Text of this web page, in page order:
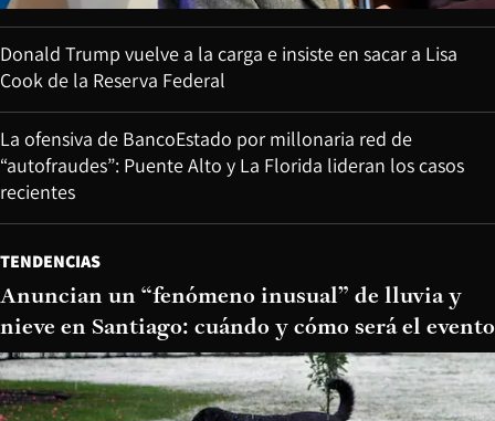
Donald Trump vuelve a la carga e insiste en sacar a Lisa
Cook de la Reserva Federal
La ofensiva de BancoEstado por millonaria red de
“autofraudes”: Puente Alto y La Florida lideran los casos
recientes
TENDENCIAS
Anuncian un “fenómeno inusual” de lluvia y
nieve en Santiago: cuándo y cómo será el evento